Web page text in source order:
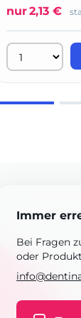
nur2,13 €
Immer
Bei Fragen
oder